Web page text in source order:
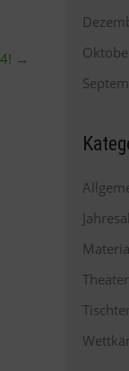
→
Theater